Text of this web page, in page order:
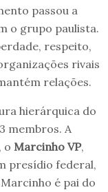
passou a
o grupo paulista.
respeito,
rivais
relações.
hierárquica do
membros. A
o Marcinho VP,
presídio federal,
é pai do